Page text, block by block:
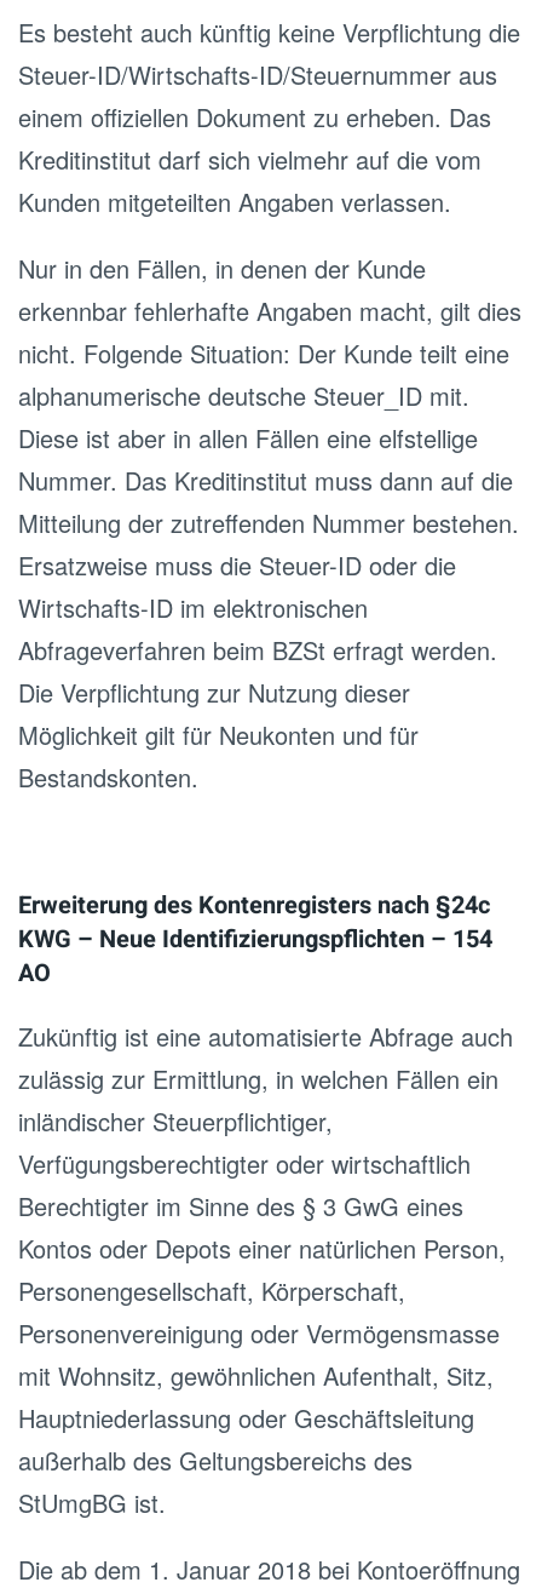
Es besteht auch künftig keine Verpflichtung die
Steuer-ID/Wirtschafts-ID/Steuernummer aus
einem offiziellen Dokument zu erheben. Das
Kreditinstitut darf sich vielmehr auf die vom
Kunden mitgeteilten Angaben verlassen.
Nur in den Fällen, in denen der Kunde
erkennbar fehlerhafte Angaben macht, gilt dies
nicht. Folgende Situation: Der Kunde teilt eine
alphanumerische deutsche Steuer_ID mit.
Diese ist aber in allen Fällen eine elfstellige
Nummer. Das Kreditinstitut muss dann auf die
Mitteilung der zutreffenden Nummer bestehen.
Ersatzweise muss die Steuer-ID oder die
Wirtschafts-ID im elektronischen
Abfrageverfahren beim BZSt erfragt werden.
Die Verpflichtung zur Nutzung dieser
Möglichkeit gilt für Neukonten und für
Bestandskonten.
Erweiterung des Kontenregisters nach §24c
KWG – Neue Identifizierungspflichten – 154
AO
Zukünftig ist eine automatisierte Abfrage auch
zulässig zur Ermittlung, in welchen Fällen ein
inländischer Steuerpflichtiger,
Verfügungsberechtigter oder wirtschaftlich
Berechtigter im Sinne des § 3 GwG eines
Kontos oder Depots einer natürlichen Person,
Personengesellschaft, Körperschaft,
Personenvereinigung oder Vermögensmasse
mit Wohnsitz, gewöhnlichen Aufenthalt, Sitz,
Hauptniederlassung oder Geschäftsleitung
außerhalb des Geltungsbereichs des
StUmgBG ist.
Die ab dem 1. Januar 2018 bei Kontoeröffnung